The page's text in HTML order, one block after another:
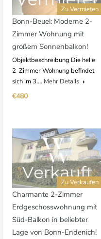
Zu Vermieten
Bonn-Beuel: Moderne 2-
Zimmer Wohnung mit
großem Sonnenbalkon!
Objektbeschreibung Die helle
2-Zimmer Wohnung befindet
sich im 3.… Mehr Details
€480
Zu Verkaufen
Charmante 2-Zimmer
Erdgeschosswohnung mit
Süd-Balkon in beliebter
Lage von Bonn-Endenich!